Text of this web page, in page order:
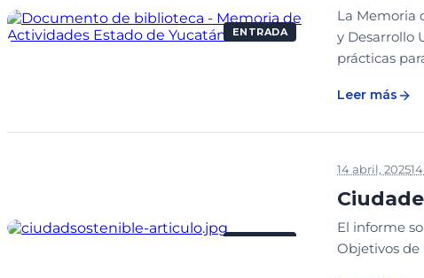
ENTRADA
La Memoria
y Desarrollo
prácticas
Leer más
14 abril, 2025
El informe
Objetivos de